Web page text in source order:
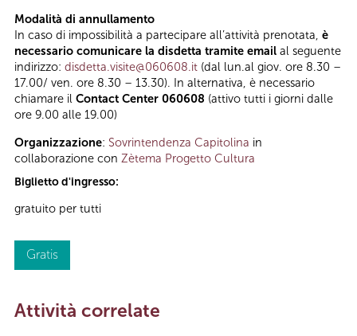
Modalità di annullamento
In caso di impossibilità a partecipare all’attività prenotata, è
necessario comunicare la disdetta tramite email al seguente
indirizzo: disdetta.visite@060608.it (dal lun.al giov. ore 8.30 –
17.00/ ven. ore 8.30 – 13.30). In alternativa, è necessario
chiamare il Contact Center 060608 (attivo tutti i giorni dalle
ore 9.00 alle 19.00)
Organizzazione: Sovrintendenza Capitolina in
collaborazione con Zètema Progetto Cultura
Biglietto d'ingresso:
gratuito per tutti
Gratis
Attività correlate